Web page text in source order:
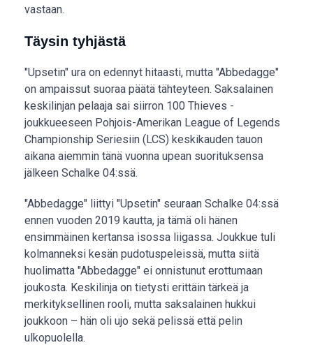
vastaan.
Täysin tyhjästä
"Upsetin" ura on edennyt hitaasti, mutta "Abbedagge"
on ampaissut suoraa päätä tähteyteen. Saksalainen
keskilinjan pelaaja sai siirron 100 Thieves -
joukkueeseen Pohjois-Amerikan League of Legends
Championship Seriesiin (LCS) keskikauden tauon
aikana aiemmin tänä vuonna upean suorituksensa
jälkeen Schalke 04:ssä.
"Abbedagge" liittyi "Upsetin" seuraan Schalke 04:ssä
ennen vuoden 2019 kautta, ja tämä oli hänen
ensimmäinen kertansa isossa liigassa. Joukkue tuli
kolmanneksi kesän pudotuspeleissä, mutta siitä
huolimatta "Abbedagge" ei onnistunut erottumaan
joukosta. Keskilinja on tietysti erittäin tärkeä ja
merkityksellinen rooli, mutta saksalainen hukkui
joukkoon – hän oli ujo sekä pelissä että pelin
ulkopuolella.